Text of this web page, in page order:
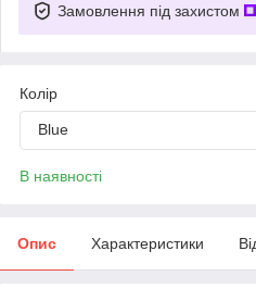
Замовлення під захистом
Колір
Blue
В наявності
Опис Характеристики